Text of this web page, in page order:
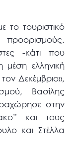
το τουριστικό
-κάτι που
μέση ελληνική
Δεκέμβριο»,
Βασίλης
στην
και τους
και Στέλλα